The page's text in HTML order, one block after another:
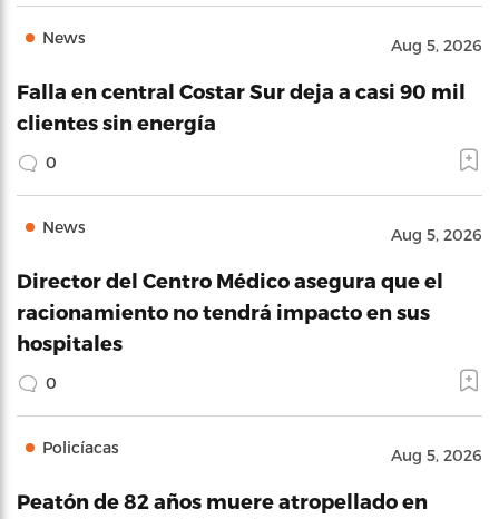
News Aug 5, 2026
Falla en central Costar Sur deja a casi 90 mil
clientes sin energía
0
News Aug 5, 2026
Director del Centro Médico asegura que el
racionamiento no tendrá impacto en sus
hospitales
0
Policíacas Aug 5, 2026
Peatón de 82 años muere atropellado en